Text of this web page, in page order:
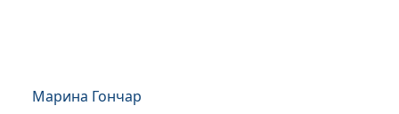
Марина Гончар